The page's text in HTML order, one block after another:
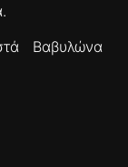
Βαβυλώνα